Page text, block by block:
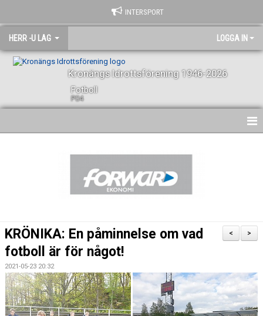
INTERSPORT
HERR -U LAG LOGGA IN
Kronängs Idrottsförening 1946-2026
Fotboll
P04
BILDGALLERI
DOKUMENT
KONTAKT
>
<
KRÖNIKA: En påminnelse om vad
fotboll är för något!
2021-05-23 20:32